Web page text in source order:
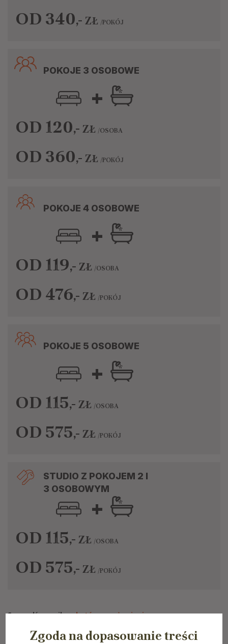
OD 340,- ZŁ /POKÓJ
POKOJE 3 OSOBOWE
+
OD 120,- ZŁ /OSOBA
OD 360,- ZŁ /POKÓJ
POKOJE 4 OSOBOWE
+
OD 119,- ZŁ /OSOBA
OD 476,- ZŁ /POKÓJ
POKOJE 5 OSOBOWE
+
OD 115,- ZŁ /OSOBA
OD 575,- ZŁ /POKÓJ
STUDIO Z POKOJEM 2 I
3 OSOBOWYM
+
OD 115,- ZŁ /OSOBA
OD 575,- ZŁ /POKÓJ
Sprawdź cennikpobytów z wyżywieniem
Zgoda na dopasowanie treści